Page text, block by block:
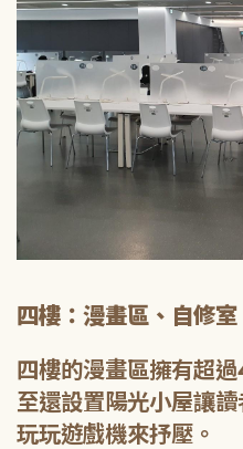
四樓：漫畫區、自修室
四樓的漫畫區擁有超
至還設置陽光小屋讓
玩玩遊戲機來抒壓。